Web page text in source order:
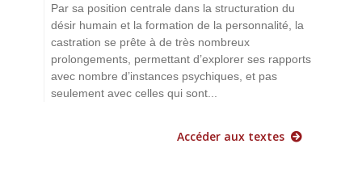
Par sa position centrale dans la structuration du
désir humain et la formation de la personnalité, la
castration se prête à de très nombreux
prolongements, permettant d’explorer ses rapports
avec nombre d’instances psychiques, et pas
seulement avec celles qui sont...
Accéder aux textes